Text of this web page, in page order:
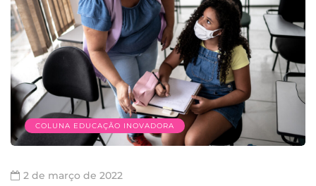
COLUNA EDUCAÇÃO INOVADORA
2 de março de 2022